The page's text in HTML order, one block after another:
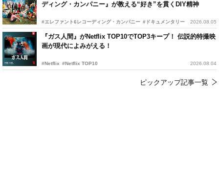
ディング・カンパニー』が教える“好き”を貫くDIY精神
#エレファント6レコーディング・カンパニー #ドキュメンタリー 2026.08.05
『ガス人間』がNetflix TOP10でTOP3キープ！ 伝説的特撮映
画が現代によみがえる！
#Netflix #Netflix TOP10 2026.08.04
ピックアップ記事一覧